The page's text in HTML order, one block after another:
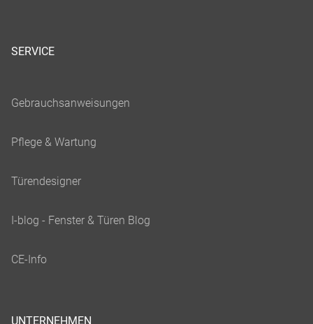
SERVICE
UNTERNEHMEN